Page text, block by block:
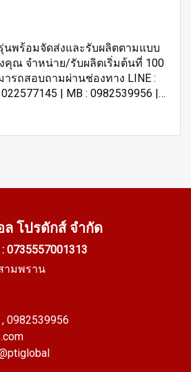
นพร้อมจัดส่งและรับผลิตตามแบบ
คุณ จำหน่าย/รับผลิตเริ่มต้นที่ 100
รถสอบถามผ่านช่องทาง LINE :
ล โปรดักส์ จำกัด
0735557001313
ามพราน
, 0982539956